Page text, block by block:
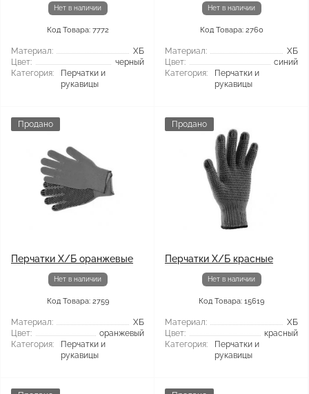
Нет в наличии
Код Товара: 7772
Материал:
ХБ
Цвет:
черный
Категория:
Перчатки и
рукавицы
Нет в наличии
Код Товара: 2760
Материал:
ХБ
Цвет:
синий
Категория:
Перчатки и
рукавицы
Продано
Перчатки Х/Б оранжевые
Нет в наличии
Код Товара: 2759
Материал:
ХБ
Цвет:
оранжевый
Категория:
Перчатки и
рукавицы
Продано
Перчатки Х/Б красные
Нет в наличии
Код Товара: 15619
Материал:
ХБ
Цвет:
красный
Категория:
Перчатки и
рукавицы